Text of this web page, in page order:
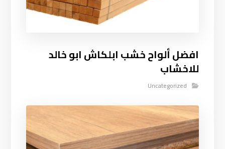
افضل ألواح خشب ابلكاش ابو خالد
للاخشاب
Uncategorized